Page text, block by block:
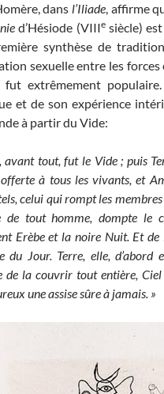
dans l’Iliade, affirme
d’Hésiode (VIIIesiècle)
synthèse de
sexuelle entre les
fut extrêmement
et de son expérience
à partir du Vide:
avant tout, fut le Vide ; puis
à tous les vivants, et
celui qui rompt les
de tout homme, dompte le
Erèbe et la noire Nuit. Et
du Jour. Terre, elle,
de la couvrir tout entière,
une assise sûre à jamais. »